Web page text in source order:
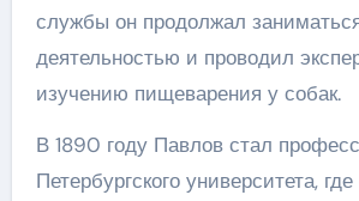
службы он продолжал
деятельностью и проводил
изучению пищеварения у собак.
В 1890 году Павлов стал
Петербургского университета,